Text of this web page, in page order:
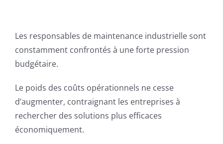
Les responsables de maintenance industrielle sont
constamment confrontés à une forte pression
budgétaire.
Le poids des coûts opérationnels ne cesse
d’augmenter, contraignant les entreprises à
rechercher des solutions plus efficaces
économiquement.